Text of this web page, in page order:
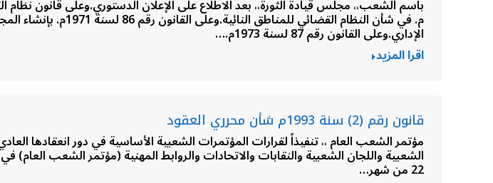
الإداري.وعلى القانون رقم 87 لسنة 1973م.…
اقرا المزيد
قانون رقم (2) سنة 1993م شأن محرري العقود
22 من شهر…